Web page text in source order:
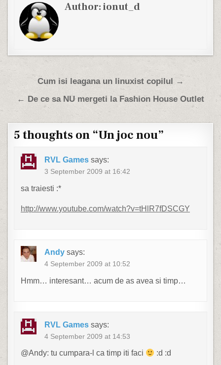
Author:ionut_d
Post navigation
Cum isi leagana un linuxist copilul →
← De ce sa NU mergeti la Fashion House Outlet
5 thoughts on “Un joc nou”
RVL Games says:
3 September 2009 at 16:42
sa traiesti :*
http://www.youtube.com/watch?v=tHlR7fDSCGY
Andy says:
4 September 2009 at 10:52
Hmm… interesant… acum de as avea si timp…
RVL Games says:
4 September 2009 at 14:53
@Andy: tu cumpara-l ca timp iti faci :d :d